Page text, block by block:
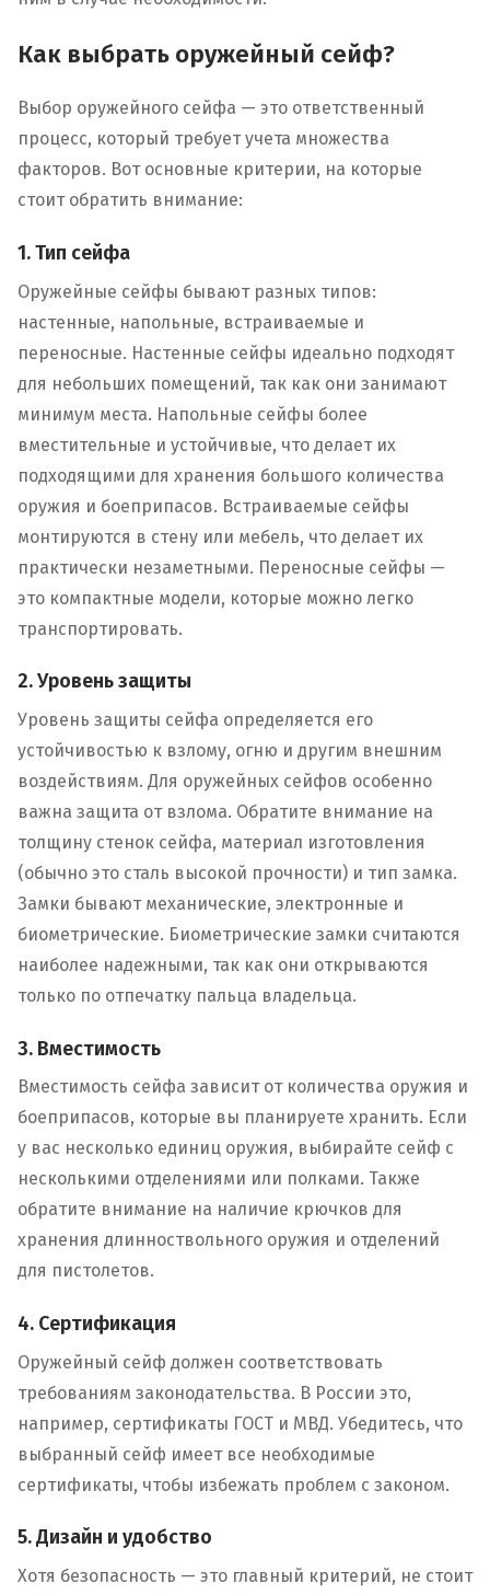
Как выбрать оружейный сейф?
Выбор оружейного сейфа — это ответственный
процесс, который требует учета множества
факторов. Вот основные критерии, на которые
стоит обратить внимание:
1. Тип сейфа
Оружейные сейфы бывают разных типов:
настенные, напольные, встраиваемые и
переносные. Настенные сейфы идеально подходят
для небольших помещений, так как они занимают
минимум места. Напольные сейфы более
вместительные и устойчивые, что делает их
подходящими для хранения большого количества
оружия и боеприпасов. Встраиваемые сейфы
монтируются в стену или мебель, что делает их
практически незаметными. Переносные сейфы —
это компактные модели, которые можно легко
транспортировать.
2. Уровень защиты
Уровень защиты сейфа определяется его
устойчивостью к взлому, огню и другим внешним
воздействиям. Для оружейных сейфов особенно
важна защита от взлома. Обратите внимание на
толщину стенок сейфа, материал изготовления
(обычно это сталь высокой прочности) и тип замка.
Замки бывают механические, электронные и
биометрические. Биометрические замки считаются
наиболее надежными, так как они открываются
только по отпечатку пальца владельца.
3. Вместимость
Вместимость сейфа зависит от количества оружия и
боеприпасов, которые вы планируете хранить. Если
у вас несколько единиц оружия, выбирайте сейф с
несколькими отделениями или полками. Также
обратите внимание на наличие крючков для
хранения длинноствольного оружия и отделений
для пистолетов.
4. Сертификация
Оружейный сейф должен соответствовать
требованиям законодательства. В России это,
например, сертификаты ГОСТ и МВД. Убедитесь, что
выбранный сейф имеет все необходимые
сертификаты, чтобы избежать проблем с законом.
5. Дизайн и удобство
Хотя безопасность — это главный критерий, не стоит